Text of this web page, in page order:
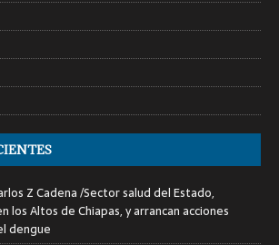
Z Cadena /Sector salud del Estado,
los Altos de Chiapas, y arrancan acciones
dengue